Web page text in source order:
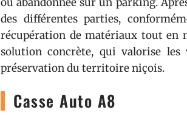
des différentes parties,
récupération de matériaux tout en
solution concrète, qui valorise
préservation du territoire niçois.
Casse Auto A8